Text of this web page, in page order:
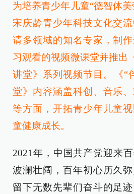
为培养青少年儿童“德智体
宋庆龄青少年科技文化交
请多领域的知名专家，制
习观看的视频微课堂并推出
讲堂》系列视频节目。《“
堂》内容涵盖科创、音乐
等方面，开拓青少年儿童
童健康成长。
2021年，中国共产党迎来
波澜壮阔，百年初心历久
留下无数先辈们奋斗的足